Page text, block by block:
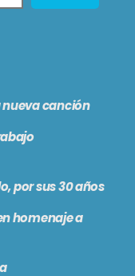
nueva canción
por sus 30 años
homenaje a